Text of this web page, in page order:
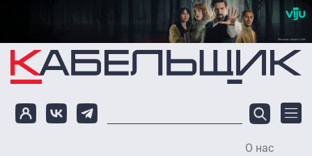
Перейти к основному содержанию
О нас